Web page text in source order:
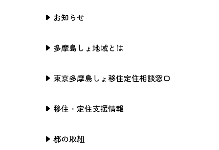
お知らせ
多摩島しょ地域とは
東京多摩島しょ移住定住相談窓口
移住・定住支援情報
都の取組